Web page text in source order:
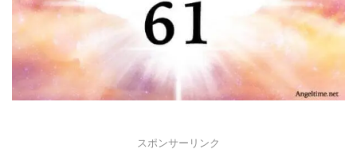
スポンサーリンク